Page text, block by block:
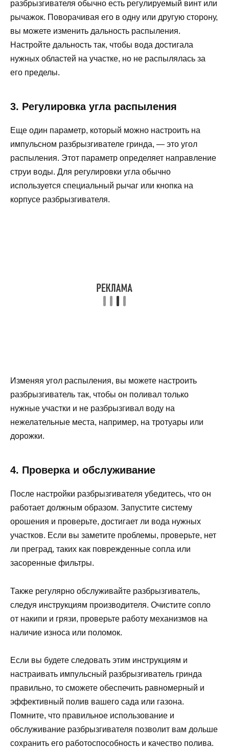
разбрызгивателя обычно есть регулируемый винт или
рычажок. Поворачивая его в одну или другую сторону,
вы можете изменить дальность распыления.
Настройте дальность так, чтобы вода достигала
нужных областей на участке, но не распылялась за
его пределы.
3. Регулировка угла распыления
Еще один параметр, который можно настроить на
импульсном разбрызгивателе гринда, — это угол
распыления. Этот параметр определяет направление
струи воды. Для регулировки угла обычно
используется специальный рычаг или кнопка на
корпусе разбрызгивателя.
Изменяя угол распыления, вы можете настроить
разбрызгиватель так, чтобы он поливал только
нужные участки и не разбрызгивал воду на
нежелательные места, например, на тротуары или
дорожки.
4. Проверка и обслуживание
После настройки разбрызгивателя убедитесь, что он
работает должным образом. Запустите систему
орошения и проверьте, достигает ли вода нужных
участков. Если вы заметите проблемы, проверьте, нет
ли преград, таких как поврежденные сопла или
засоренные фильтры.
Также регулярно обслуживайте разбрызгиватель,
следуя инструкциям производителя. Очистите сопло
от накипи и грязи, проверьте работу механизмов на
наличие износа или поломок.
Если вы будете следовать этим инструкциям и
настраивать импульсный разбрызгиватель гринда
правильно, то сможете обеспечить равномерный и
эффективный полив вашего сада или газона.
Помните, что правильное использование и
обслуживание разбрызгивателя позволит вам дольше
сохранить его работоспособность и качество полива.